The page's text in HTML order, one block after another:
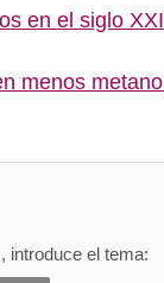
en el siglo XXI
menos
introduce el tema: